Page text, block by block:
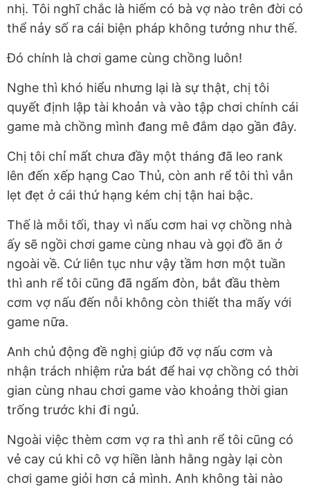
nhị. Tôi nghĩ chắc là hiếm có bà vợ nào trên đời có
thể nảy số ra cái biện pháp không tưởng như thế.
Đó chính là chơi game cùng chồng luôn!
Nghe thì khó hiểu nhưng lại là sự thật, chị tôi
quyết định lập tài khoản và vào tập chơi chính cái
game mà chồng mình đang mê đắm dạo gần đây.
Chị tôi chỉ mất chưa đầy một tháng đã leo rank
lên đến xếp hạng Cao Thủ, còn anh rể tôi thì vẫn
lẹt đẹt ở cái thứ hạng kém chị tận hai bậc.
Thế là mỗi tối, thay vì nấu cơm hai vợ chồng nhà
ấy sẽ ngồi chơi game cùng nhau và gọi đồ ăn ở
ngoài về. Cứ liên tục như vậy tầm hơn một tuần
thì anh rể tôi cũng đã ngấm đòn, bắt đầu thèm
cơm vợ nấu đến nỗi không còn thiết tha mấy với
game nữa.
Anh chủ động đề nghị giúp đỡ vợ nấu cơm và
nhận trách nhiệm rửa bát để hai vợ chồng có thời
gian cùng nhau chơi game vào khoảng thời gian
trống trước khi đi ngủ.
Ngoài việc thèm cơm vợ ra thì anh rể tôi cũng có
vẻ cay cú khi cô vợ hiền lành hằng ngày lại còn
chơi game giỏi hơn cả mình. Anh không tài nào